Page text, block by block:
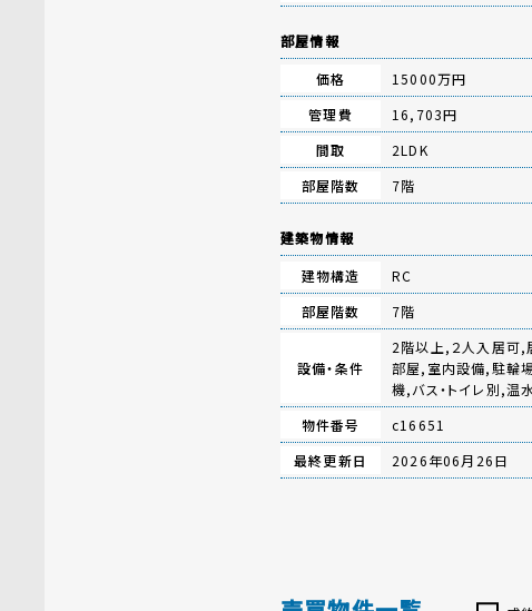
部屋情報
価格
15000万円
管理費
16,703円
間取
2LDK
部屋階数
7階
建築物情報
建物構造
RC
部屋階数
7階
設備・条件
2階以上,２人入居可,
部屋,室内設備,駐輪
機,バス・トイレ別,温
物件番号
c16651
最終更新日
2026年06月26日